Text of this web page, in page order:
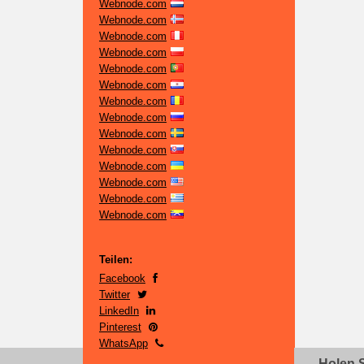
Webnode.com
Webnode.com
Webnode.com
Webnode.com
Webnode.com
Webnode.com
Webnode.com
Webnode.com
Webnode.com
Webnode.com
Webnode.com
Webnode.com
Webnode.com
Webnode.com
Teilen:
Facebook
Twitter
LinkedIn
Pinterest
WhatsApp